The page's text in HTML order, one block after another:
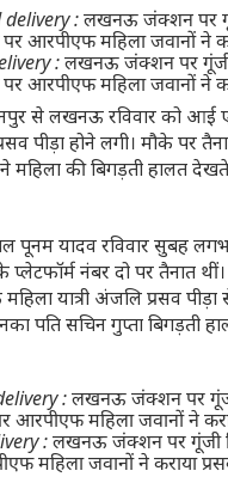
: लखनऊ जंक्शन पर
पर आरपीएफ महिला जवानों ने
से लखनऊ रविवार को आई
पीड़ा होने लगी। मौके पर
महिला की बिगड़ती हालत
पूनम यादव रविवार सुबह
नंबर दो पर तैनात
यात्री अंजलि प्रसव
पति सचिन गुप्ता बिगड़ती
: लखनऊ जंक्शन पर गूंजी
महिला जवानों ने कराया